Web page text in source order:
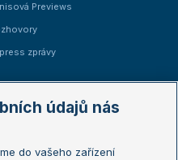
Previews
zprávy
Open
údajů nás
do vašeho zařízení